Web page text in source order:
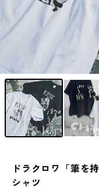
ドラクロワ「筆を
シャツ